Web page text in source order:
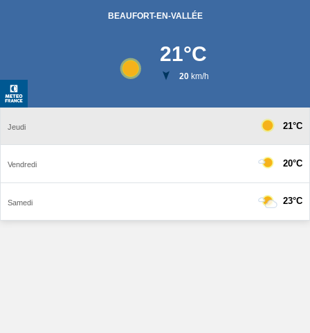
BEAUFORT-EN-VALLÉE
21°C
20km/h
Jeudi 21°C
Vendredi 20°C
Samedi 23°C